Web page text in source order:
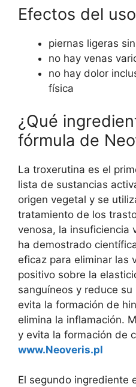
Efectos del
piernas ligeras
no hay venas
no hay dolor
física
¿Qué
fórmula de
La troxerutina es el
lista de sustancias
origen vegetal y se
tratamiento de los
venosa, la insuficiencia
ha demostrado
eficaz para eliminar las
positivo sobre la
sanguíneos y reduce
evita la formación de
elimina la inflamación.
y evita la formación de
www.Neoveris.pl
El segundo ingrediente